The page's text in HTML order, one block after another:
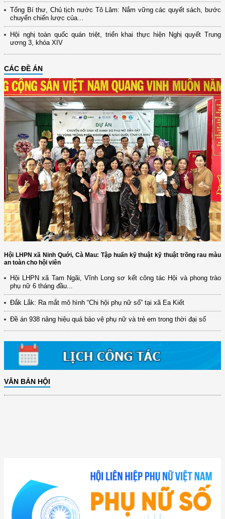
Tổng Bí thư, Chủ tịch nước Tô Lâm: Nắm vững các quyết sách, bước
chuyển chiến lược của...
Hội nghị toàn quốc quán triệt, triển khai thực hiện Nghị quyết Trung
ương 3, khóa XIV
CÁC ĐỀ ÁN
Hội LHPN xã Ninh Quới, Cà Mau: Tập huấn kỹ thuật kỹ thuật trồng rau màu
an toàn cho hội viên
Hội LHPN xã Tam Ngãi, Vĩnh Long sơ kết công tác Hội và phong trào
phụ nữ 6 tháng đầu...
Đắk Lắk: Ra mắt mô hình “Chi hội phụ nữ số” tại xã Ea Kiết
Đề án 938 nâng hiệu quả bảo vệ phụ nữ và trẻ em trong thời đại số
VĂN BẢN HỘI
(898/KH/ĐCT) Kế hoạch thực hiện Quyết định số 2415/QĐ-TTg ngày
31/10/2025 ...
(417/QĐ-BNNMT) Quyết định phê duyệt Chương trình mục tiêu quốc gia
xây dựng ...